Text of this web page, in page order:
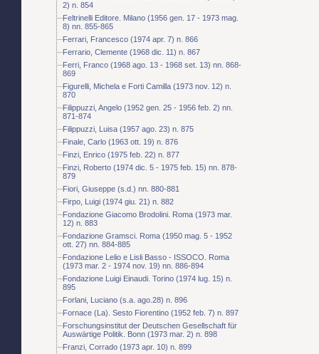
2) n. 854
Feltrinelli Editore. Milano (1956 gen. 17 - 1973 mag.
8) nn. 855-865
Ferrari, Francesco (1974 apr. 7) n. 866
Ferrario, Clemente (1968 dic. 11) n. 867
Ferri, Franco (1968 ago. 13 - 1968 set. 13) nn. 868-
869
Figurelli, Michela e Forti Camilla (1973 nov. 12) n.
870
Filippuzzi, Angelo (1952 gen. 25 - 1956 feb. 2) nn.
871-874
Filippuzzi, Luisa (1957 ago. 23) n. 875
Finale, Carlo (1963 ott. 19) n. 876
Finzi, Enrico (1975 feb. 22) n. 877
Finzi, Roberto (1974 dic. 5 - 1975 feb. 15) nn. 878-
879
Fiori, Giuseppe (s.d.) nn. 880-881
Firpo, Luigi (1974 giu. 21) n. 882
Fondazione Giacomo Brodolini. Roma (1973 mar.
12) n. 883
Fondazione Gramsci. Roma (1950 mag. 5 - 1952
ott. 27) nn. 884-885
Fondazione Lelio e Lisli Basso - ISSOCO. Roma
(1973 mar. 2 - 1974 nov. 19) nn. 886-894
Fondazione Luigi Einaudi. Torino (1974 lug. 15) n.
895
Forlani, Luciano (s.a. ago.28) n. 896
Fornace (La). Sesto Fiorentino (1952 feb. 7) n. 897
Forschungsinstitut der Deutschen Gesellschaft für
Auswärtige Politik. Bonn (1973 mar. 2) n. 898
Franzi, Corrado (1973 apr. 10) n. 899